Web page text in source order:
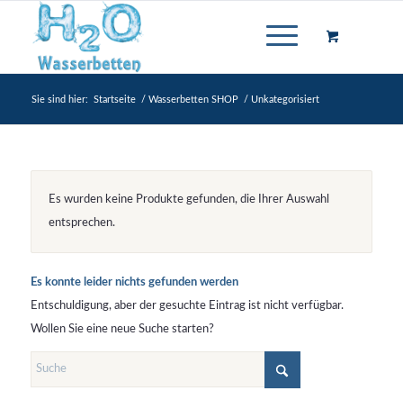
Sie sind hier: Startseite / Wasserbetten SHOP / Unkategorisiert
Es wurden keine Produkte gefunden, die Ihrer Auswahl
entsprechen.
Es konnte leider nichts gefunden werden
Entschuldigung, aber der gesuchte Eintrag ist nicht verfügbar.
Wollen Sie eine neue Suche starten?